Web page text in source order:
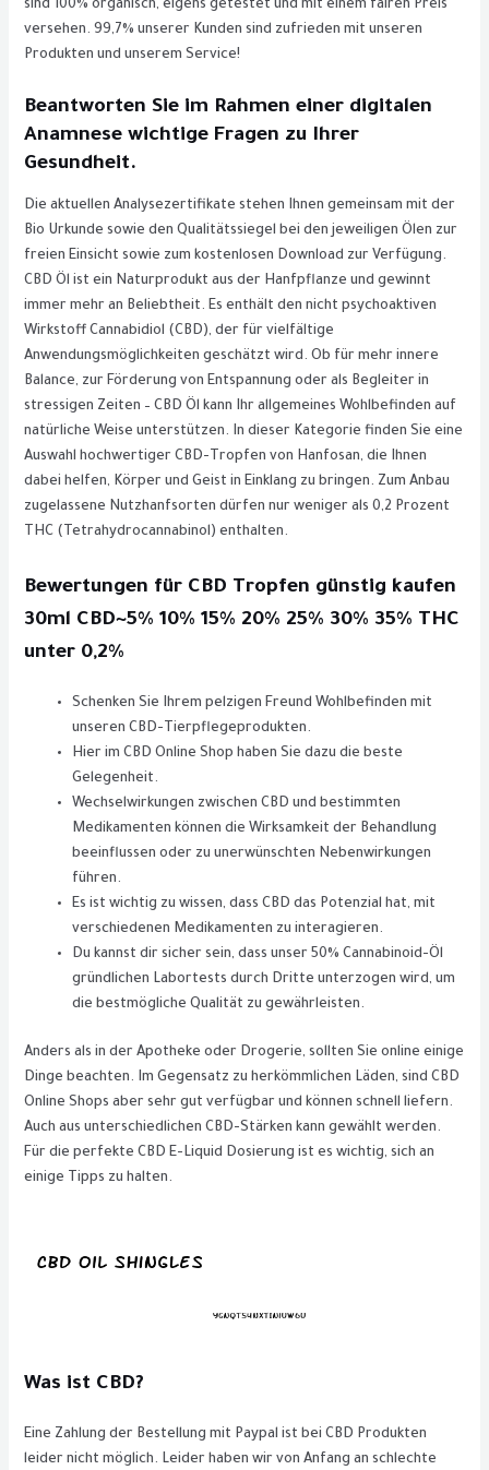
sind 100% organisch, eigens getestet und mit einem fairen Preis
versehen. 99,7% unserer Kunden sind zufrieden mit unseren
Produkten und unserem Service!
Beantworten Sie im Rahmen einer digitalen
Anamnese wichtige Fragen zu Ihrer
Gesundheit.
Die aktuellen Analysezertifikate stehen Ihnen gemeinsam mit der
Bio Urkunde sowie den Qualitätssiegel bei den jeweiligen Ölen zur
freien Einsicht sowie zum kostenlosen Download zur Verfügung.
CBD Öl ist ein Naturprodukt aus der Hanfpflanze und gewinnt
immer mehr an Beliebtheit. Es enthält den nicht psychoaktiven
Wirkstoff Cannabidiol (CBD), der für vielfältige
Anwendungsmöglichkeiten geschätzt wird. Ob für mehr innere
Balance, zur Förderung von Entspannung oder als Begleiter in
stressigen Zeiten – CBD Öl kann Ihr allgemeines Wohlbefinden auf
natürliche Weise unterstützen. In dieser Kategorie finden Sie eine
Auswahl hochwertiger CBD-Tropfen von Hanfosan, die Ihnen
dabei helfen, Körper und Geist in Einklang zu bringen. Zum Anbau
zugelassene Nutzhanfsorten dürfen nur weniger als 0,2 Prozent
THC (Tetrahydrocannabinol) enthalten.
Bewertungen für CBD Tropfen günstig kaufen
30ml CBD~5% 10% 15% 20% 25% 30% 35% THC
unter 0,2%
Schenken Sie Ihrem pelzigen Freund Wohlbefinden mit
unseren CBD-Tierpflegeprodukten.
Hier im CBD Online Shop haben Sie dazu die beste
Gelegenheit.
Wechselwirkungen zwischen CBD und bestimmten
Medikamenten können die Wirksamkeit der Behandlung
beeinflussen oder zu unerwünschten Nebenwirkungen
führen.
Es ist wichtig zu wissen, dass CBD das Potenzial hat, mit
verschiedenen Medikamenten zu interagieren.
Du kannst dir sicher sein, dass unser 50% Cannabinoid-Öl
gründlichen Labortests durch Dritte unterzogen wird, um
die bestmögliche Qualität zu gewährleisten.
Anders als in der Apotheke oder Drogerie, sollten Sie online einige
Dinge beachten. Im Gegensatz zu herkömmlichen Läden, sind CBD
Online Shops aber sehr gut verfügbar und können schnell liefern.
Auch aus unterschiedlichen CBD-Stärken kann gewählt werden.
Für die perfekte CBD E-Liquid Dosierung ist es wichtig, sich an
einige Tipps zu halten.
Was ist CBD?
Eine Zahlung der Bestellung mit Paypal ist bei CBD Produkten
leider nicht möglich. Leider haben wir von Anfang an schlechte